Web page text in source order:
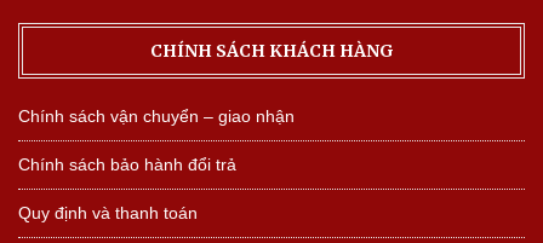
CHÍNH SÁCH KHÁCH HÀNG
Chính sách vận chuyển – giao nhận
Chính sách bảo hành đổi trả
Quy định và thanh toán